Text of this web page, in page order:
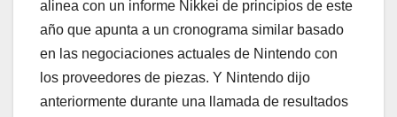
alinea con un informe Nikkei de principios de este
año que apunta a un cronograma similar basado
en las negociaciones actuales de Nintendo con
los proveedores de piezas. Y Nintendo dijo
anteriormente durante una llamada de resultados